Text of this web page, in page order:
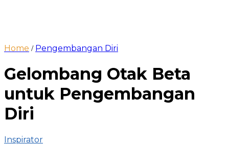
Home / Pengembangan Diri
Gelombang Otak Beta
untuk Pengembangan
Diri
Inspirator